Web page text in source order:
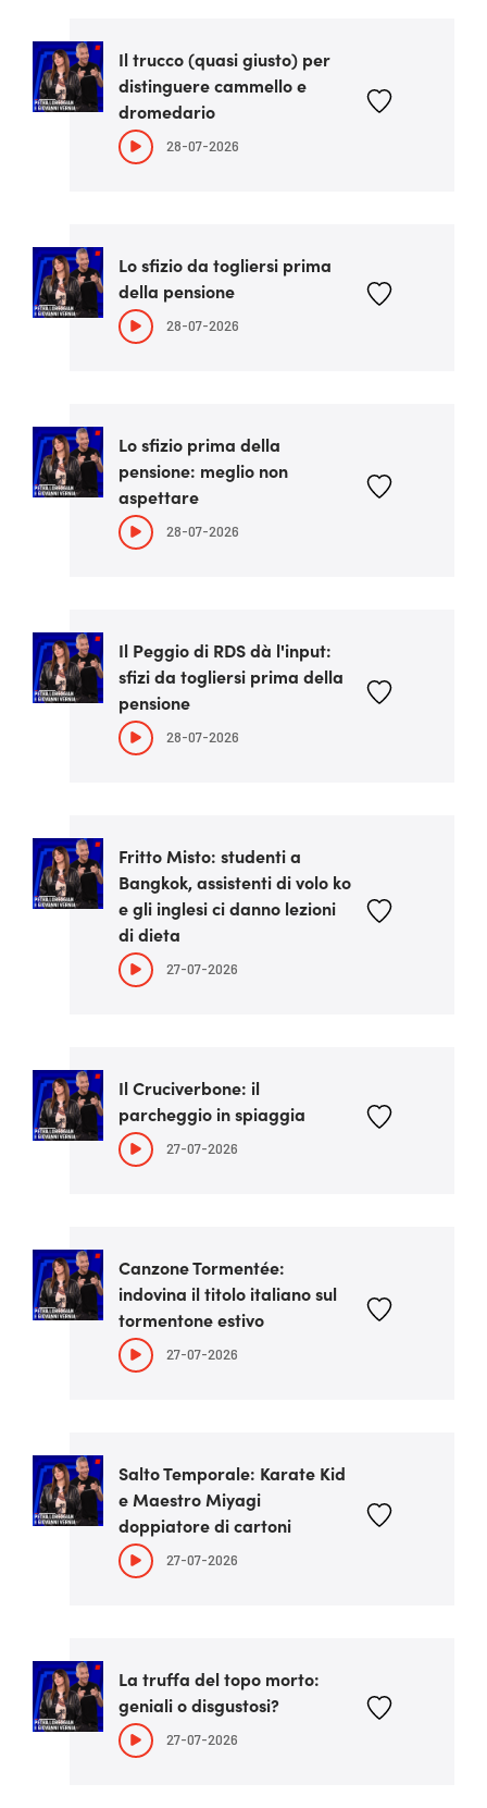
Il trucco (quasi giusto) per
distinguere cammello e
dromedario
28-07-2026
Lo sfizio da togliersi prima
della pensione
28-07-2026
Lo sfizio prima della
pensione: meglio non
aspettare
28-07-2026
Il Peggio di RDS dà l'input:
sfizi da togliersi prima della
pensione
28-07-2026
Fritto Misto: studenti a
Bangkok, assistenti di volo ko
e gli inglesi ci danno lezioni
di dieta
27-07-2026
Il Cruciverbone: il
parcheggio in spiaggia
27-07-2026
Canzone Tormentée:
indovina il titolo italiano sul
tormentone estivo
27-07-2026
Salto Temporale: Karate Kid
e Maestro Miyagi
doppiatore di cartoni
27-07-2026
La truffa del topo morto:
geniali o disgustosi?
27-07-2026